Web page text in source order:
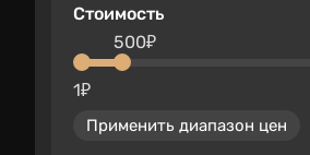
Стоимость
1₽
500₽
Применить диапазон цен